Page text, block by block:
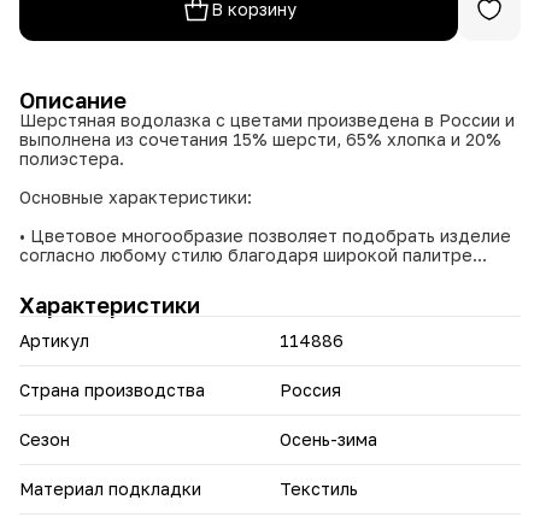
В корзину
Описание
Шерстяная водолазка с цветами произведена в России и
выполнена из сочетания 15% шерсти, 65% хлопка и 20%
полиэстера.
Основные характеристики:
• Цветовое многообразие позволяет подобрать изделие
согласно любому стилю благодаря широкой палитре
• Водолазка украшена цветочным принтом, что придаёт
изделию женственность и оригинальность.
• Материал обеспечивает тепло и комфорт, подходит
для холодного времени года.
Этот элемент гардероба объединяет в себе качество,
Характеристики
Артикул 114886
Страна производства Россия
Сезон Осень-зима
Материал подкладки Текстиль